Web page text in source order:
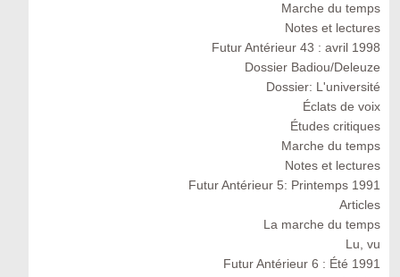
Marche du temps
Notes et lectures
Futur Antérieur 43 : avril 1998
Dossier Badiou/Deleuze
Dossier: L'université
Éclats de voix
Études critiques
Marche du temps
Notes et lectures
Futur Antérieur 5: Printemps 1991
Articles
La marche du temps
Lu, vu
Futur Antérieur 6 : Été 1991